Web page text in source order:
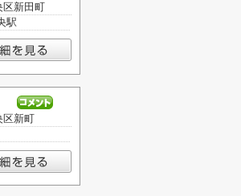
区新田町
駅
区新町